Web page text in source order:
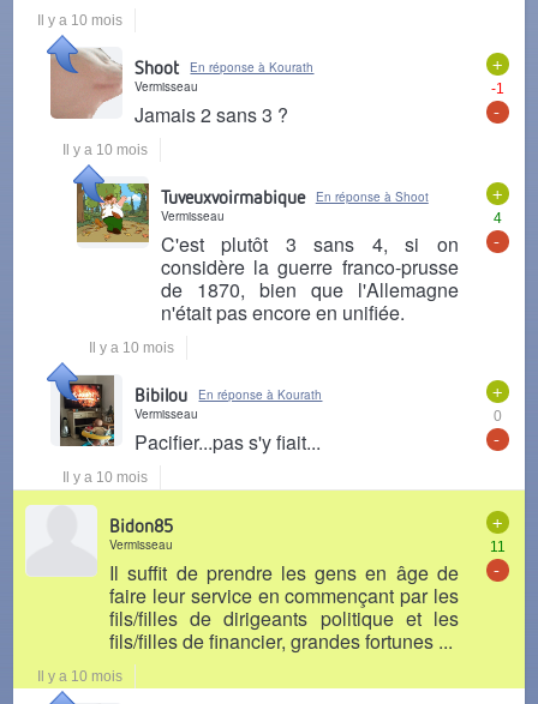
Il y a 10 mois
+
-1
-
Shoot
En réponse à Kourath
Vermisseau
Jamais 2 sans 3 ?
Il y a 10 mois
+
4
-
Tuveuxvoirmabique
En réponse à Shoot
Vermisseau
C'est plutôt 3 sans 4, si on
considère la guerre franco-prusse
de 1870, bien que l'Allemagne
n'était pas encore en unifiée.
Il y a 10 mois
+
0
-
Bibilou
En réponse à Kourath
Vermisseau
Pacifier...pas s'y fiait...
Il y a 10 mois
+
11
-
Bidon85
Vermisseau
Il suffit de prendre les gens en âge de
faire leur service en commençant par les
fils/filles de dirigeants politique et les
fils/filles de financier, grandes fortunes ...
Il y a 10 mois